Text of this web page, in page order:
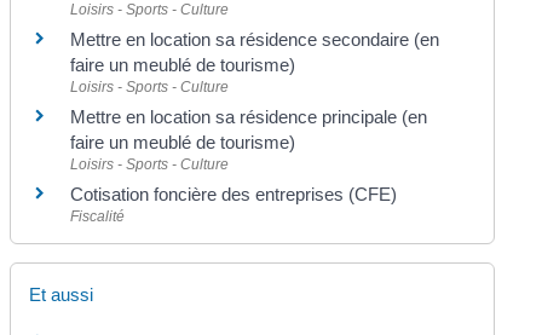
Loisirs - Sports - Culture
Mettre en location sa résidence secondaire (en
faire un meublé de tourisme)
Loisirs - Sports - Culture
Mettre en location sa résidence principale (en
faire un meublé de tourisme)
Loisirs - Sports - Culture
Cotisation foncière des entreprises (CFE)
Fiscalité
Et aussi